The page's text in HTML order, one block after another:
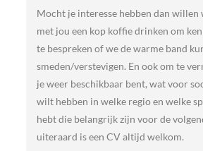
Mocht je interesse hebben dan willen
met jou een kop koffie drinken om
te bespreken of we de warme band
smeden/verstevigen. En ook om te
je weer beschikbaar bent, wat voor
wilt hebben in welke regio en welke
hebt die belangrijk zijn voor de
uiteraard is een CV altijd welkom.